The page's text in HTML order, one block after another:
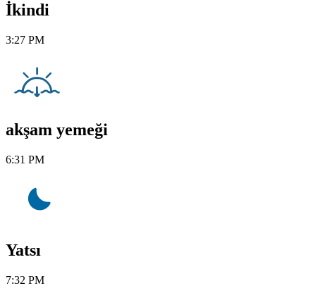
İkindi
3:27 PM
akşam yemeği
6:31 PM
Yatsı
7:32 PM